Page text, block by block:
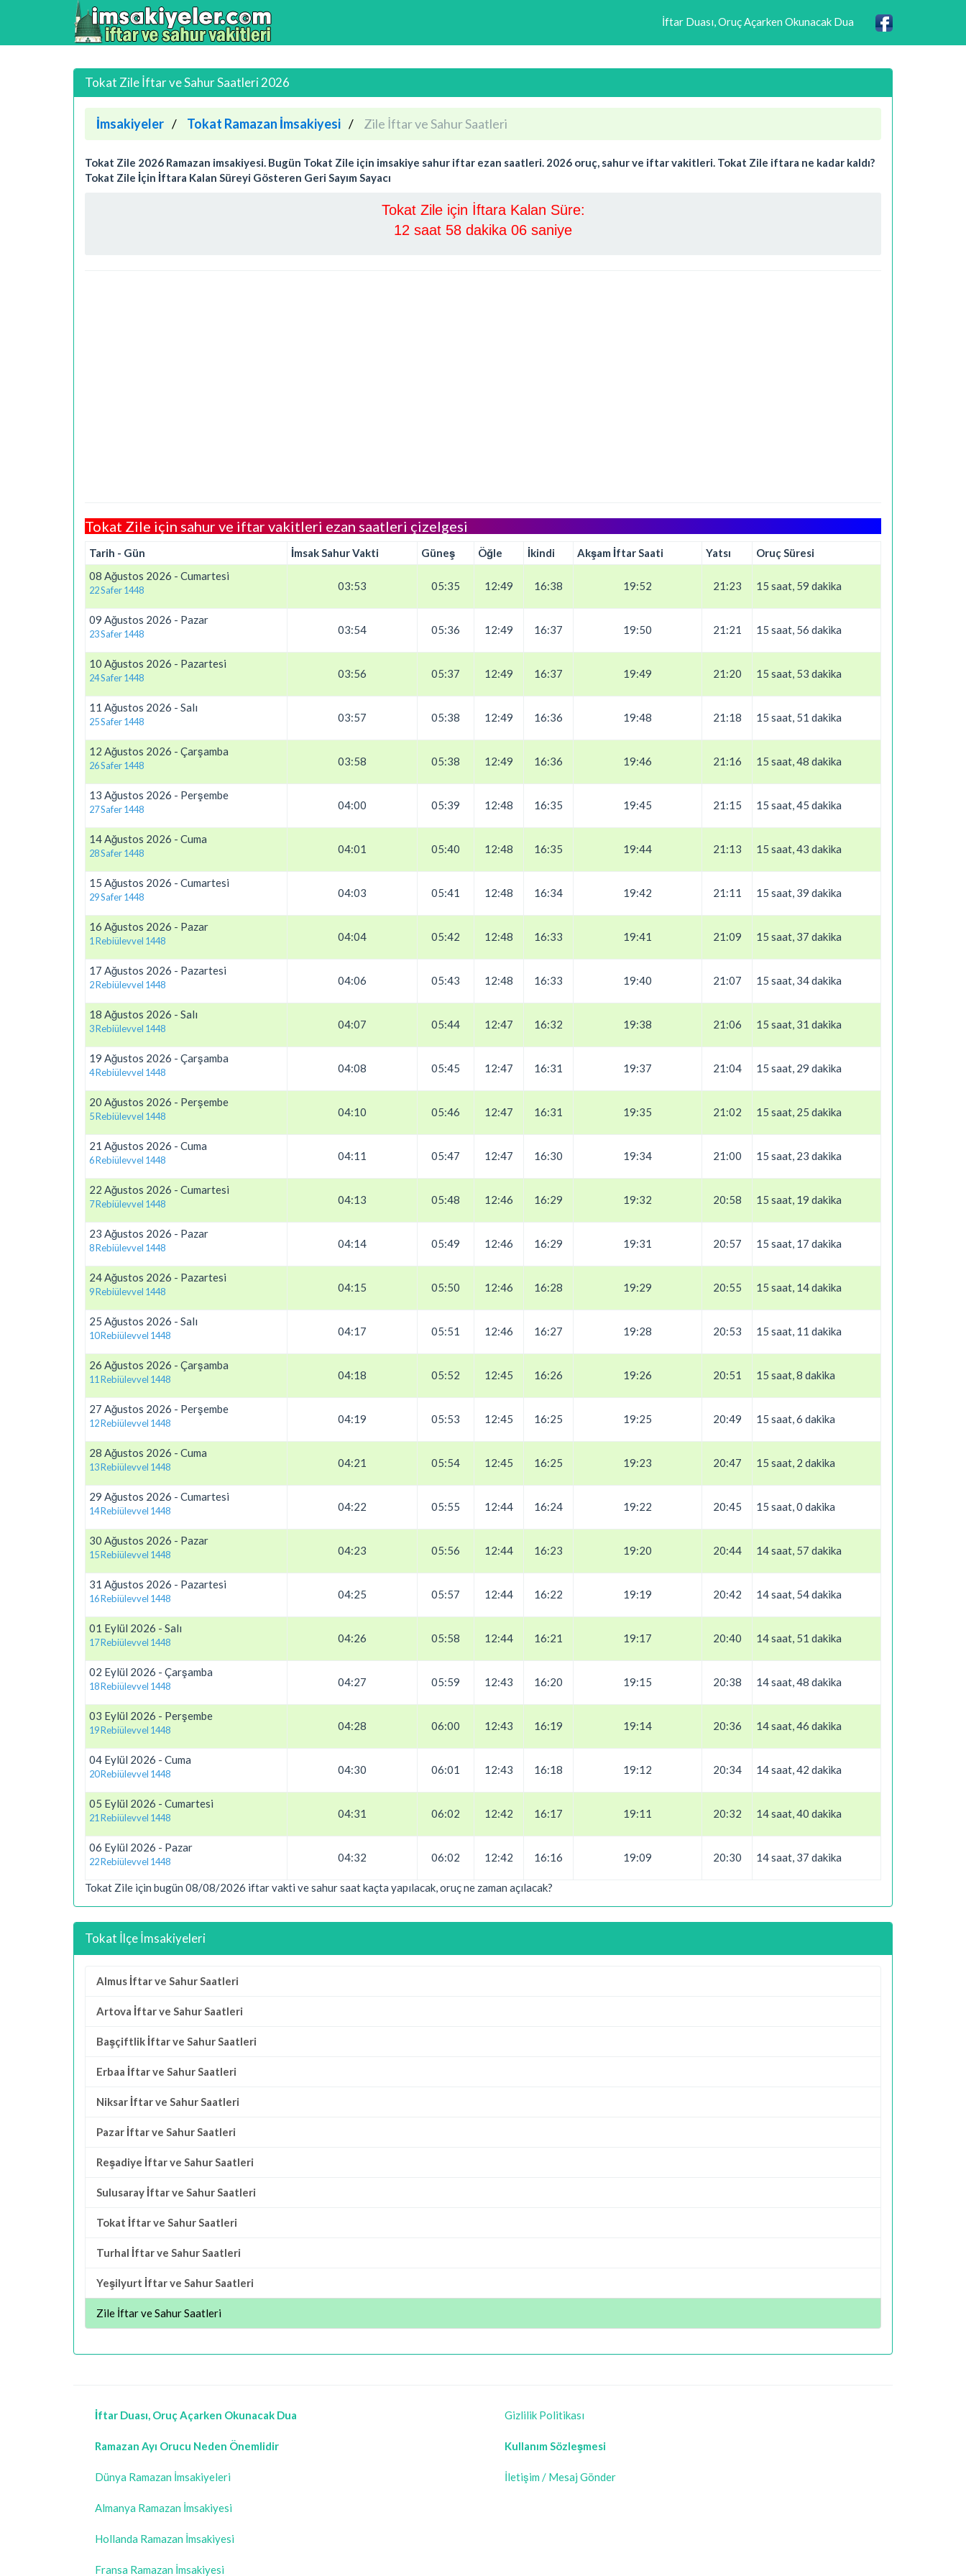
İftar Duası, Oruç Açarken Okunacak Dua
Tokat Zile İftar ve Sahur Saatleri 2026
İmsakiyeler Tokat Ramazan İmsakiyesi Zile İftar ve Sahur Saatleri
Tokat Zile 2026 Ramazan imsakiyesi. Bugün Tokat Zile için imsakiye sahur iftar ezan saatleri. 2026 oruç, sahur ve iftar vakitleri. Tokat Zile iftara ne kadar kaldı?
Tokat Zile İçin İftara Kalan Süreyi Gösteren Geri Sayım Sayacı
Tokat Zile için İftara Kalan Süre:
12 saat 58 dakika 05 saniye
Tokat Zile için sahur ve iftar vakitleri ezan saatleri çizelgesi
Tarih - Gün İmsak Sahur Vakti Güneş Öğle İkindi Akşam İftar Saati Yatsı
Oruç Süresi
08 Ağustos 2026 - Cumartesi
22 Safer 1448 03:53 05:35 12:49 16:38 19:52 21:23 15 saat, 59 dakika
09 Ağustos 2026 - Pazar
23 Safer 1448 03:54 05:36 12:49 16:37 19:50 21:21 15 saat, 56 dakika
10 Ağustos 2026 - Pazartesi
24 Safer 1448 03:56 05:37 12:49 16:37 19:49 21:20 15 saat, 53 dakika
11 Ağustos 2026 - Salı
25 Safer 1448 03:57 05:38 12:49 16:36 19:48 21:18 15 saat, 51 dakika
12 Ağustos 2026 - Çarşamba
26 Safer 1448 03:58 05:38 12:49 16:36 19:46 21:16 15 saat, 48 dakika
13 Ağustos 2026 - Perşembe
27 Safer 1448 04:00 05:39 12:48 16:35 19:45 21:15 15 saat, 45 dakika
14 Ağustos 2026 - Cuma
28 Safer 1448 04:01 05:40 12:48 16:35 19:44 21:13 15 saat, 43 dakika
15 Ağustos 2026 - Cumartesi
29 Safer 1448 04:03 05:41 12:48 16:34 19:42 21:11 15 saat, 39 dakika
16 Ağustos 2026 - Pazar
1 Rebiülevvel 1448 04:04 05:42 12:48 16:33 19:41 21:09 15 saat, 37 dakika
17 Ağustos 2026 - Pazartesi
2 Rebiülevvel 1448 04:06 05:43 12:48 16:33 19:40 21:07 15 saat, 34 dakika
18 Ağustos 2026 - Salı
3 Rebiülevvel 1448 04:07 05:44 12:47 16:32 19:38 21:06 15 saat, 31 dakika
19 Ağustos 2026 - Çarşamba
4 Rebiülevvel 1448 04:08 05:45 12:47 16:31 19:37 21:04 15 saat, 29 dakika
20 Ağustos 2026 - Perşembe
5 Rebiülevvel 1448 04:10 05:46 12:47 16:31 19:35 21:02 15 saat, 25 dakika
21 Ağustos 2026 - Cuma
6 Rebiülevvel 1448 04:11 05:47 12:47 16:30 19:34 21:00 15 saat, 23 dakika
22 Ağustos 2026 - Cumartesi
7 Rebiülevvel 1448 04:13 05:48 12:46 16:29 19:32 20:58 15 saat, 19 dakika
23 Ağustos 2026 - Pazar
8 Rebiülevvel 1448 04:14 05:49 12:46 16:29 19:31 20:57 15 saat, 17 dakika
24 Ağustos 2026 - Pazartesi
9 Rebiülevvel 1448 04:15 05:50 12:46 16:28 19:29 20:55 15 saat, 14 dakika
25 Ağustos 2026 - Salı
10 Rebiülevvel 1448 04:17 05:51 12:46 16:27 19:28 20:53 15 saat, 11 dakika
26 Ağustos 2026 - Çarşamba
11 Rebiülevvel 1448 04:18 05:52 12:45 16:26 19:26 20:51 15 saat, 8 dakika
27 Ağustos 2026 - Perşembe
12 Rebiülevvel 1448 04:19 05:53 12:45 16:25 19:25 20:49 15 saat, 6 dakika
28 Ağustos 2026 - Cuma
13 Rebiülevvel 1448 04:21 05:54 12:45 16:25 19:23 20:47 15 saat, 2 dakika
29 Ağustos 2026 - Cumartesi
14 Rebiülevvel 1448 04:22 05:55 12:44 16:24 19:22 20:45 15 saat, 0 dakika
30 Ağustos 2026 - Pazar
15 Rebiülevvel 1448 04:23 05:56 12:44 16:23 19:20 20:44 14 saat, 57 dakika
31 Ağustos 2026 - Pazartesi
16 Rebiülevvel 1448 04:25 05:57 12:44 16:22 19:19 20:42 14 saat, 54 dakika
01 Eylül 2026 - Salı
17 Rebiülevvel 1448 04:26 05:58 12:44 16:21 19:17 20:40 14 saat, 51 dakika
02 Eylül 2026 - Çarşamba
18 Rebiülevvel 1448 04:27 05:59 12:43 16:20 19:15 20:38 14 saat, 48 dakika
03 Eylül 2026 - Perşembe
19 Rebiülevvel 1448 04:28 06:00 12:43 16:19 19:14 20:36 14 saat, 46 dakika
04 Eylül 2026 - Cuma
20 Rebiülevvel 1448 04:30 06:01 12:43 16:18 19:12 20:34 14 saat, 42 dakika
05 Eylül 2026 - Cumartesi
21 Rebiülevvel 1448 04:31 06:02 12:42 16:17 19:11 20:32 14 saat, 40 dakika
06 Eylül 2026 - Pazar
22 Rebiülevvel 1448 04:32 06:02 12:42 16:16 19:09 20:30 14 saat, 37 dakika
Tokat Zile için bugün 08/08/2026 iftar vakti ve sahur saat kaçta yapılacak, oruç ne zaman açılacak?
Tokat İlçe İmsakiyeleri
Almus İftar ve Sahur Saatleri
Artova İftar ve Sahur Saatleri
Başçiftlik İftar ve Sahur Saatleri
Erbaa İftar ve Sahur Saatleri
Niksar İftar ve Sahur Saatleri
Pazar İftar ve Sahur Saatleri
Reşadiye İftar ve Sahur Saatleri
Sulusaray İftar ve Sahur Saatleri
Tokat İftar ve Sahur Saatleri
Turhal İftar ve Sahur Saatleri
Yeşilyurt İftar ve Sahur Saatleri
Zile İftar ve Sahur Saatleri
İftar Duası, Oruç Açarken Okunacak Dua
Ramazan Ayı Orucu Neden Önemlidir
Dünya Ramazan İmsakiyeleri
Almanya Ramazan İmsakiyesi
Hollanda Ramazan İmsakiyesi
Fransa Ramazan İmsakiyesi
Gizlilik Politikası
Kullanım Sözleşmesi
İletişim / Mesaj Gönder